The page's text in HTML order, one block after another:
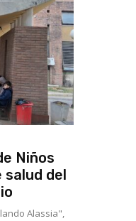
Niños
salud del
Alassia",